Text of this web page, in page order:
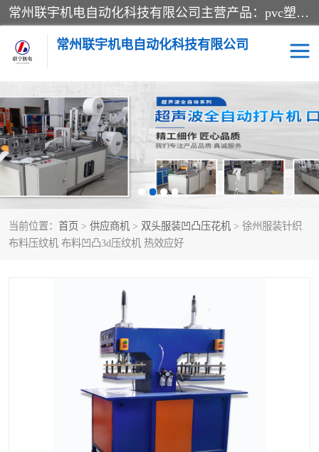
常州联宇机电自动化科技有限公司主营产品：pvc塑料焊机、高频热合机、软膜天花压边机、服装布料凹凸压花机、布料3d压印设备、服装植胶设备、超声波布料花边机、无纺布热合机、全自动压花机。
常州联宇机电自动化科技有限公司
当前位置： 首页 > 供应商机 > 双头服装凹凸压花机 > 徐州服装针织
布料压纹机 布料凹凸3d压纹机 热效应好
压花定型机以及压花模具 超声波热合机
高频热合机 超声波花边机
超声波复合压花机 凹凸压花机压标机
3040凹凸压花机 双头服装凹凸压花机
自动超声波打片成型机
泡壳包装封口机 海绵产品成型机
其他超声波系列